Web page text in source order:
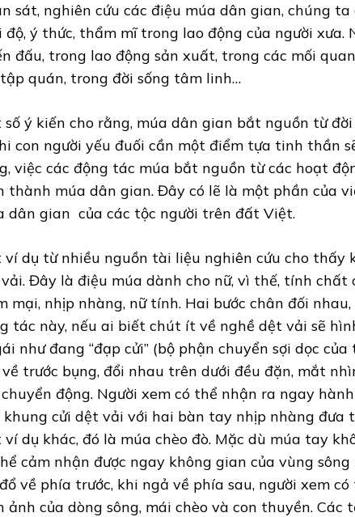
sát, nghiên cứu các điệu múa dân gian, chúng
độ, ý thức, thẩm mĩ trong lao động của người xưa.
đấu, trong lao động sản xuất, trong các mối
quán, trong đời sống tâm linh…
số ý kiến cho rằng, múa dân gian bắt nguồn từ
con người yếu đuối cần một điểm tựa tinh thần
việc các động tác múa bắt nguồn từ các hoạt
thành múa dân gian. Đây có lẽ là một phần của
dân gian của các tộc người trên đất Việt.
ví dụ từ nhiều nguồn tài liệu nghiên cứu cho thấy
Đây là điệu múa dành cho nữ, vì thế, tính chất
mại, nhịp nhàng, nữ tính. Hai bước chân đối
tác này, nếu ai biết chút ít về nghề dệt vải sẽ
như đang “đạp cửi” (bộ phận chuyển sợi dọc
trước bụng, đổi nhau trên dưới đều đặn, mắt
động. Người xem có thể nhận ra ngay
khung cửi dệt vải với hai bàn tay nhịp nhàng đưa
ví dụ khác, đó là múa chèo đò. Mặc dù múa tay
cảm nhận được ngay không gian của vùng sông
về phía trước, khi ngả về phía sau, người xem
ảnh của dòng sông, mái chèo và con thuyền. Các